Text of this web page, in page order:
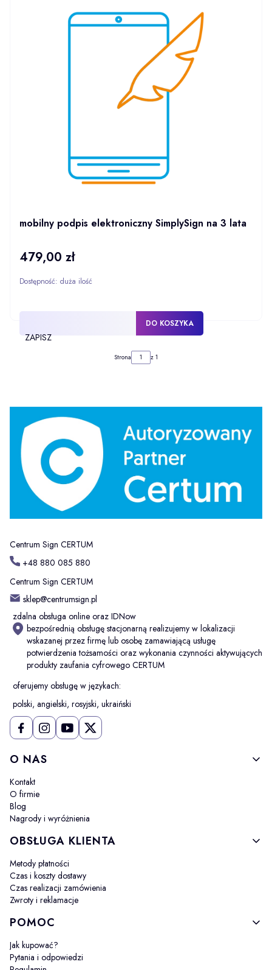
mobilny podpis elektroniczny SimplySign na 3 lata
Cena
479,00 zł
Dostępność: duża ilość
ZAPISZ
DO KOSZYKA
Strona z 1
Centrum Sign CERTUM
+48 880 085 880
Centrum Sign CERTUM
sklep@centrumsign.pl
zdalna obsługa online oraz IDNow
bezpośrednią obsługę stacjonarną realizujemy w lokalizacji
wskazanej przez firmę lub osobę zamawiającą usługę
potwierdzenia tożsamości oraz wykonania czynności aktywujących
produkty zaufania cyfrowego CERTUM
oferujemy obsługę w językach:
polski, angielski, rosyjski, ukraiński
Linki w stopce
O NAS
Kontakt
O firmie
Blog
Nagrody i wyróżnienia
OBSŁUGA KLIENTA
Metody płatności
Czas i koszty dostawy
Czas realizacji zamówienia
Zwroty i reklamacje
POMOC
Jak kupować?
Pytania i odpowiedzi